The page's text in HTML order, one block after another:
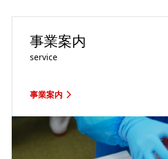
事業案内
service
事業案内